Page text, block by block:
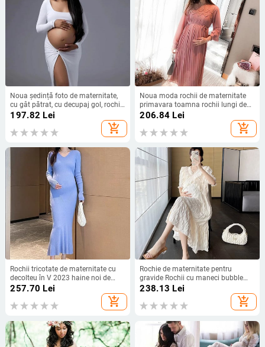
Noua ședință foto de maternitate,
cu gât pătrat, cu decupaj gol, rochie
de femeie, sexy, Spice Girl, fără talie,
pentru femei însărcinate, guler,
rochie solidă cu fantă înaltă
197.82 Lei
add_shopping_cart
Noua moda rochii de maternitate
primavara toamna rochii lungi de
sarcina pentru gravide rochie
ocazional haine de maternitate plus
size
206.84 Lei
add_shopping_cart
Rochii tricotate de maternitate cu
decolteu în V 2023 haine noi de
toamnă pentru femei însărcinate
rochie lungă cu coadă de pește la
modă rochie subțire pentru sarcină
257.70 Lei
add_shopping_cart
Rochie de maternitate pentru
gravide Rochii cu maneci bubble
2023 Noua moda marime Plus
Rochii largi, solide, cu decolteu in V
Rochie lunga de femeie
238.13 Lei
add_shopping_cart